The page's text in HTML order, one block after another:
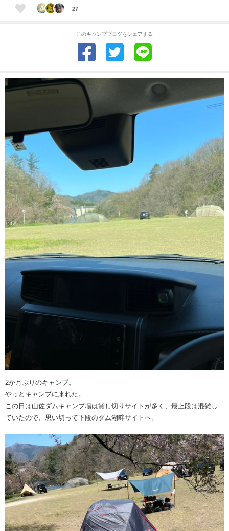
27
このキャンプブログをシェアする
2か月ぶりのキャンプ。
やっとキャンプに来れた。
この日は山佐ダムキャンプ場は貸し切りサイトが多く、最上段は混雑し
ていたので、思い切って下段のダム湖畔サイトへ。